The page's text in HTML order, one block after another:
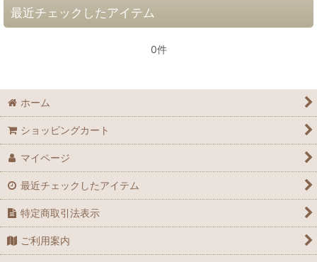
最近チェックしたアイテム
0件
ホーム
ショッピングカート
マイページ
最近チェックしたアイテム
特定商取引法表示
ご利用案内